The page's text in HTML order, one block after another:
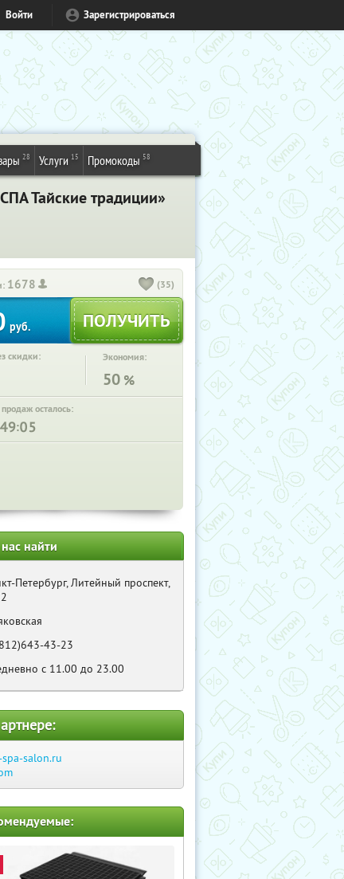
Войти Зарегистрироваться
28 Услуги 15 Промокоды 58
Тайские традиции»
1678 (35)
руб.
скидки: Экономия:
50 %
осталось:
:
найти
Петербург, Литейный проспект,
43-23
с 11.00 до 23.00
salon.ru